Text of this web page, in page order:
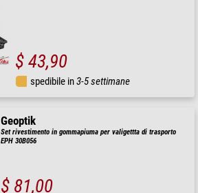
$ 43,90
spedibile in3-5 settimane
Geoptik
Set rivestimento in gommapiuma per valigettta di trasporto
EPH 30B056
$ 81,00